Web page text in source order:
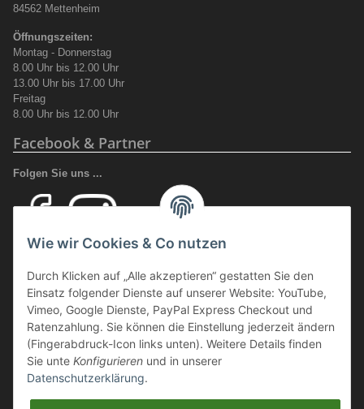
84562 Mettenheim
Öffnungszeiten:
Montag - Donnerstag
8.00 Uhr bis 12.00 Uhr
13.00 Uhr bis 17.00 Uhr
Freitag
8.00 Uhr bis 12.00 Uhr
Facebook & Partner
Folgen Sie uns ...
und Arbeitsschutz.
Wir führen eine große Auswahl an qualitativ hochwertigen Arbeits- und
Sicherheitsschuhen. Unter anderem SCHÜTZE SCHUHE, SOLID
GEAR
oder auch GIASCO.
Webmaster Directory
Wie wir Cookies & Co nutzen
Durch Klicken auf „Alle akzeptieren“ gestatten Sie den
Einsatz folgender Dienste auf unserer Website: YouTube,
Vimeo, Google Dienste, PayPal Express Checkout und
Ratenzahlung. Sie können die Einstellung jederzeit ändern
(Fingerabdruck-Icon links unten). Weitere Details finden
Sie unte Konfigurieren und in unserer
Datenschutzerklärung.